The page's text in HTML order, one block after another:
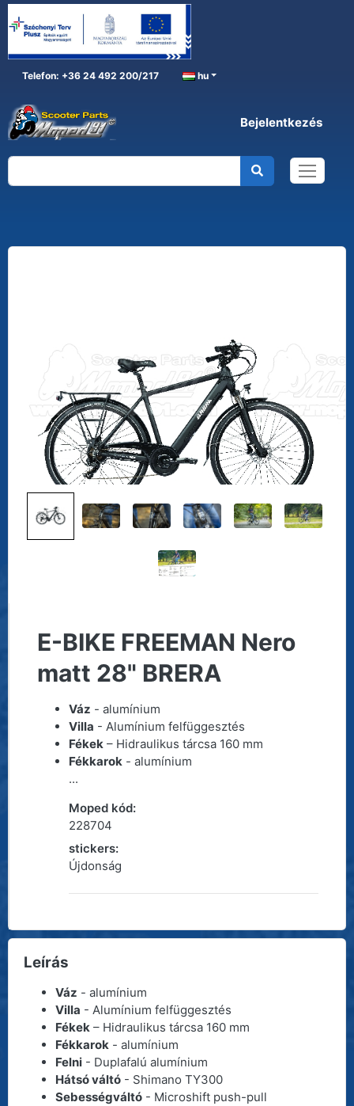
Telefon: +36 24 492 200/217 hu
Bejelentkezés
E-BIKE 20"
E-BIKE 20"
E-BIKE FREEMAN Nero matt 28" BRERA
E-BIKE FREEMAN Nero
matt 28" BRERA
Váz - alumínium
Villa - Alumínium felfüggesztés
Fékek – Hidraulikus tárcsa 160 mm
Fékkarok - alumínium
...
Moped kód:
228704
stickers:
Újdonság
Leírás
Váz - alumínium
Villa - Alumínium felfüggesztés
Fékek– Hidraulikus tárcsa 160 mm
Fékkarok- alumínium
Felni- Duplafalú alumínium
Hátsó váltó- Shimano TY300
Sebességváltó- Microshift push-pull